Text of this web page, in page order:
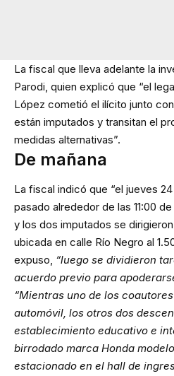
La fiscal que lleva adelante la
Parodi, quien explicó que “el
López cometió el ilícito junto
están imputados y transitan el
medidas alternativas”.
De mañana
La fiscal indicó que “el jueves
pasado alrededor de las 11:00
y los dos imputados se
ubicada en calle Río Negro al
expuso, “luego se dividieron
acuerdo previo para
“Mientras uno de los
automóvil, los otros dos
establecimiento educativo e
birrodado marca Honda
estacionado en el hall de